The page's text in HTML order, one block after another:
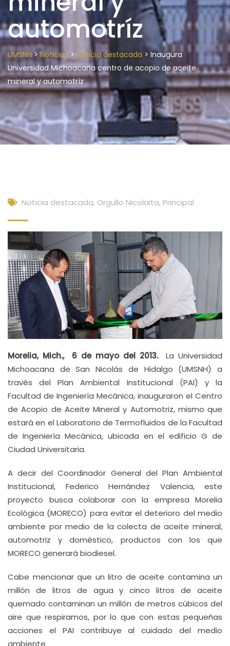
automotríz
UMSNH> Noticias > Noticia destacada > Inaugura
Universidad Michoacana centro de acopio de aceite
mineral y automotríz
Noticia destacada, Orgullo Nicolaita, Principal
Morelia, Mich., 6 de mayo del 2013.La Universidad
Michoacana de San Nicolás de Hidalgo (UMSNH) a
través del Plan Ambiental Institucional (PAI) y la
Facultad de Ingeniería Mecánica, inauguraron el Centro
de Acopio de Aceite Mineral y Automotriz, mismo que
estará en el Laboratorio de Termofluidos de la Facultad
de Ingeniería Mecánica, ubicada en el edificio G de
Ciudad Universitaria.
A decir del Coordinador General del Plan Ambiental
Institucional, Federico Hernández Valencia, este
proyecto busca colaborar con la empresa Morelia
Ecológica (MORECO) para evitar el deterioro del medio
ambiente por medio de la colecta de aceite mineral,
automotriz y doméstico, productos con los que
MORECO generará biodiesel.
Cabe mencionar que un litro de aceite contamina un
millón de litros de agua y cinco litros de aceite
quemado contaminan un millón de metros cúbicos del
aire que respiramos, por lo que con estas pequeñas
acciones el PAI contribuye al cuidado del medio
ambiente.